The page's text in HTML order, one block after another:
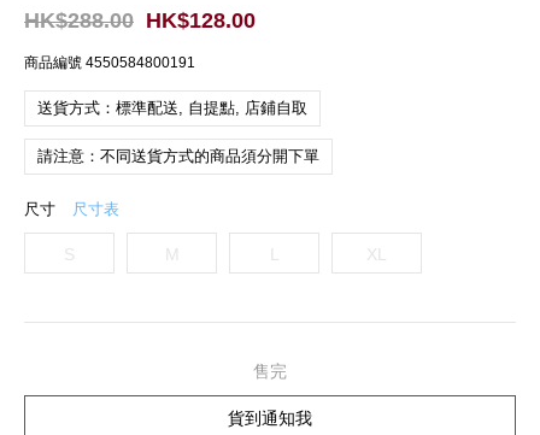
HK$128.00
HK$288.00
商品編號 4550584800191
送貨方式：標準配送, 自提點, 店鋪自取
請注意：不同送貨方式的商品須分開下單
尺寸 尺寸表
S M XL
售完
貨到通知我